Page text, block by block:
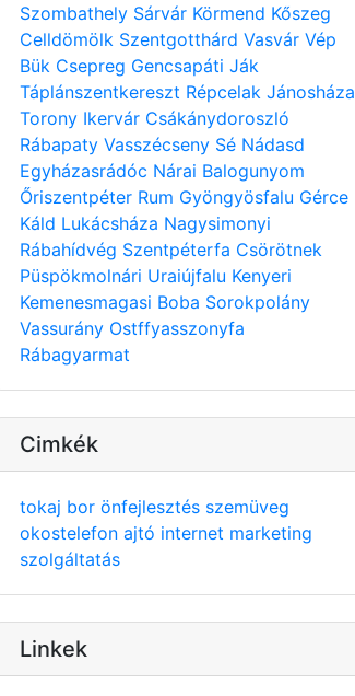
Szombathely Sárvár Körmend Kőszeg
Celldömölk Szentgotthárd Vasvár Vép
Bük Csepreg Gencsapáti Ják
Táplánszentkereszt Répcelak Jánosháza
Torony Ikervár Csákánydoroszló
Rábapaty Vasszécseny Sé Nádasd
Egyházasrádóc Nárai Balogunyom
Őriszentpéter Rum Gyöngyösfalu Gérce
Káld Lukácsháza Nagysimonyi
Rábahídvég Szentpéterfa Csörötnek
Püspökmolnári Uraiújfalu Kenyeri
Kemenesmagasi Boba Sorokpolány
Vassurány Ostffyasszonyfa
Rábagyarmat
Cimkék
tokaj bor önfejlesztés szemüveg
okostelefon ajtó internet marketing
szolgáltatás
Linkek